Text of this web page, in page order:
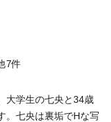
7件
大学生の七央と34歳
。七央は裏垢でHな写